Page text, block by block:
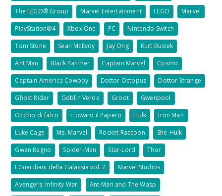
The LEGO® Group Marvel Entertainment LEGO Marvel
PlayStation®4 Xbox One PC Nintendo Switch
Tom Stone Sean McEvoy Jay Ong Kurt Busiek
Ant Man Black Panther Captain Marvel Cosmo
Captain America Cowboy Dottor Octopus Dottor Strange
Ghost Rider Goblin Verde Groot Gwenpool
Occhio di falco Howard il Papero Hulk Iron Man
Luke Cage Ms. Marvel Rocket Raccoon She-Hulk
Gwen Ragno Spider-Man Star-Lord Thor
I Guardiani della Galassia vol. 2 Marvel Studios
Avengers: Infinity War Ant-Man and The Wasp